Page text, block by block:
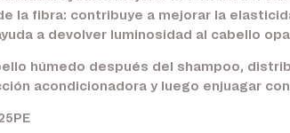
la fibra: contribuye a mejorar la
a devolver luminosidad al cabello
húmedo después del shampoo,
acondicionadora y luego enjuagar